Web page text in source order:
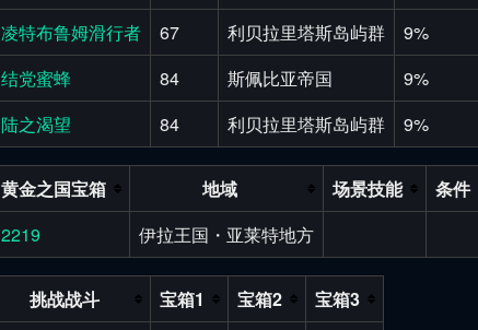
凌特布鲁姆滑行者
67 利贝拉里塔斯岛屿群
9%
结党蜜蜂
84 斯佩比亚帝国
9%
陆之渴望
84 利贝拉里塔斯岛屿群 9%
黄金之国宝箱 地域 场景技能
条件
2219
伊拉王国・亚莱特地方
挑战战斗 宝箱1 宝箱2
宝箱3